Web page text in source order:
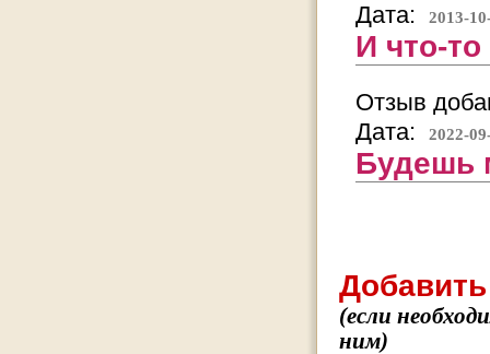
Дата:
2013-
И что-
Отзыв
Дата:
2022-
Будешь
(если
ним)